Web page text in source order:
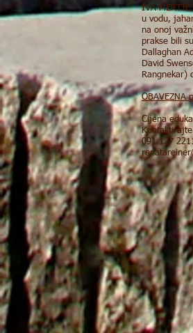
IVA
u vodu,
na onoj
prakse bili
Dallaghan
David
Rangnekar)
OBAVEZNA
Cijena
091 127